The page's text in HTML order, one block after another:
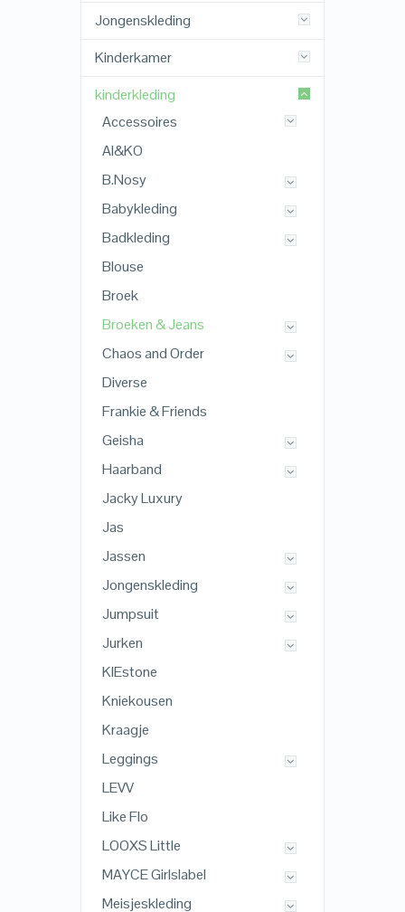
Jongenskleding
Kinderkamer
kinderkleding
Accessoires
AI&KO
B.Nosy
Babykleding
Badkleding
Blouse
Broek
Broeken & Jeans
Chaos and Order
Diverse
Frankie & Friends
Geisha
Haarband
Jacky Luxury
Jas
Jassen
Jongenskleding
Jumpsuit
Jurken
KIEstone
Kniekousen
Kraagje
Leggings
LEVV
Like Flo
LOOXS Little
MAYCE Girlslabel
Meisjeskleding